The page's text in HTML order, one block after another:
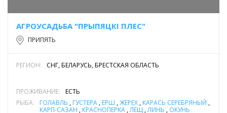
АГРОУСАДЬБА "ПРЫПЯЦКI ПЛЕС"
ПРИПЯТЬ
РЕГИОН: СНГ, БЕЛАРУСЬ, БРЕСТСКАЯ ОБЛАСТЬ
ПРОЖИВАНИЕ:
ЕСТЬ
РЫБА:
ГОЛАВЛЬ , ГУСТЕРА , ЁРШ ,ЖЕРЕХ , КАРАСЬ СЕРЕБРЯНЫЙ ,
КАРП-САЗАН , КРАСНОПЕРКА ,ЛЕЩ ,ЛИНЬ , ОКУНЬ